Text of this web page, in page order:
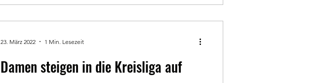
Damen steigen in die Kreisliga auf
23. März 2022 1 Min. Lesezeit